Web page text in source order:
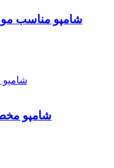
شامپو مناسب
شامپو